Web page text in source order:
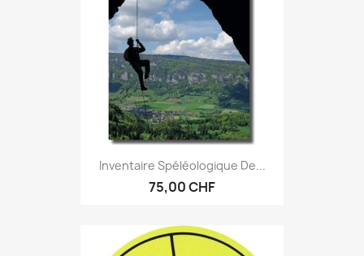
Inventaire Spéléologique De...
75,00 CHF